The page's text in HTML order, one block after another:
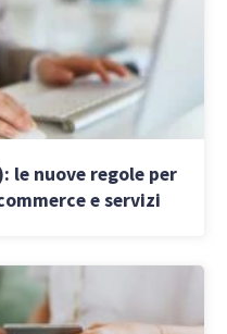
le nuove regole per
e servizi